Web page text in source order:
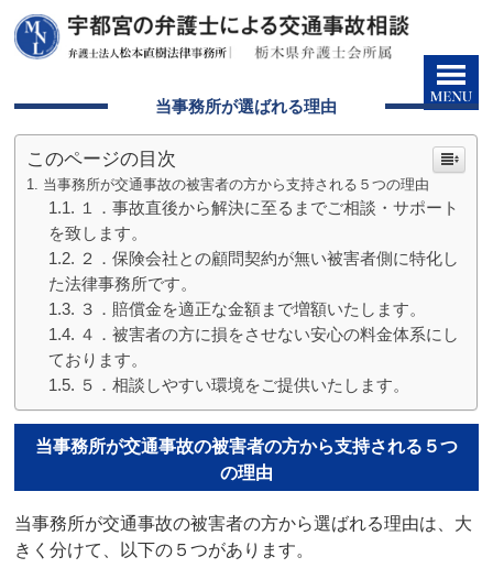
当事務所が選ばれる理由
このページの目次
当事務所が交通事故の被害者の方から支持される５つの理由
１．事故直後から解決に至るまでご相談・サポート
を致します。
２．保険会社との顧問契約が無い被害者側に特化し
た法律事務所です。
３．賠償金を適正な金額まで増額いたします。
４．被害者の方に損をさせない安心の料金体系にし
ております。
５．相談しやすい環境をご提供いたします。
当事務所が交通事故の被害者の方から支持される５つ
の理由
当事務所が交通事故の被害者の方から選ばれる理由は、大
きく分けて、以下の５つがあります。